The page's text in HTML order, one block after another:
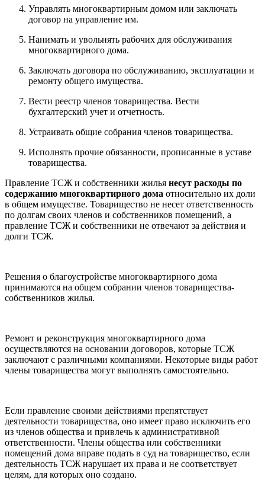
Управлять многоквартирным домом или заключать
договор на управление им.
Нанимать и увольнять рабочих для обслуживания
многоквартирного дома.
Заключать договора по обслуживанию, эксплуатации и
ремонту общего имущества.
Вести реестр членов товарищества. Вести
бухгалтерский учет и отчетность.
Устраивать общие собрания членов товарищества.
Исполнять прочие обязанности, прописанные в уставе
товарищества.
Правление ТСЖ и собственники жилья несут расходы по
содержанию многоквартирного дома относительно их доли
в общем имуществе. Товарищество не несет ответственность
по долгам своих членов и собственников помещений, а
правление ТСЖ и собственники не отвечают за действия и
долги ТСЖ.
Решения о благоустройстве многоквартирного дома
принимаются на общем собрании членов товарищества-
собственников жилья.
Ремонт и реконструкция многоквартирного дома
осуществляются на основании договоров, которые ТСЖ
заключают с различными компаниями. Некоторые виды работ
члены товарищества могут выполнять самостоятельно.
Если правление своими действиями препятствует
деятельности товарищества, оно имеет право исключить его
из членов общества и привлечь к административной
ответственности. Члены общества или собственники
помещений дома вправе подать в суд на товарищество, если
деятельность ТСЖ нарушает их права и не соответствует
целям, для которых оно создано.